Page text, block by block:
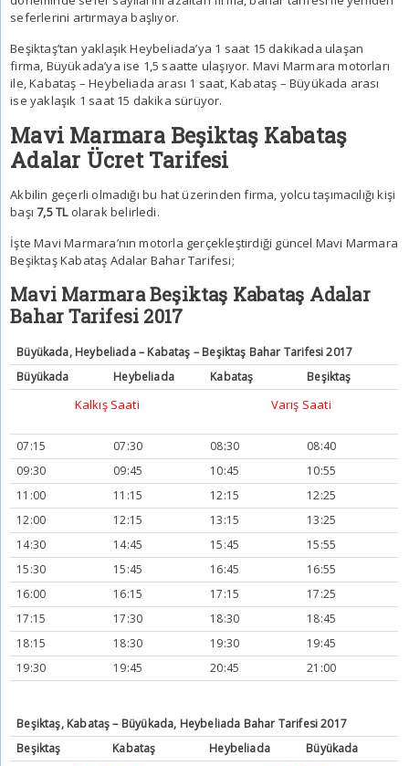
seferlerini artırmaya başlıyor.
Beşiktaş’tan yaklaşık Heybeliada’ya 1 saat 15 dakikada ulaşan
firma, Büyükada’ya ise 1,5 saatte ulaşıyor. Mavi Marmara motorları
ile, Kabataş – Heybeliada arası 1 saat, Kabataş – Büyükada arası
ise yaklaşık 1 saat 15 dakika sürüyor.
Mavi Marmara Beşiktaş Kabataş
Adalar Ücret Tarifesi
Akbilin geçerli olmadığı bu hat üzerinden firma, yolcu taşımacılığı kişi
başı7,5 TLolarak belirledi.
İşte Mavi Marmara’nın motorla gerçekleştirdiği güncel Mavi Marmara
Beşiktaş Kabataş Adalar Bahar Tarifesi;
Mavi Marmara Beşiktaş Kabataş Adalar
Bahar Tarifesi 2017
Büyükada, Heybeliada – Kabataş – Beşiktaş Bahar Tarifesi 2017
Büyükada
Heybeliada Kabataş Beşiktaş
Kalkış Saati Varış Saati
07:15 07:30 08:30
08:40
09:30
09:45 10:45
10:55
11:00
11:15 12:15
12:25
12:00
12:15 13:15
13:25
14:30
14:45 15:45
15:55
15:30
15:45 16:45
16:55
16:00
16:15 17:15
17:25
17:15
17:30 18:30
18:45
18:15
18:30 19:30
19:45
19:30
19:45 20:45 21:00
Beşiktaş, Kabataş – Büyükada, Heybeliada Bahar Tarifesi 2017
Beşiktaş
Kabataş Heybeliada Büyükada